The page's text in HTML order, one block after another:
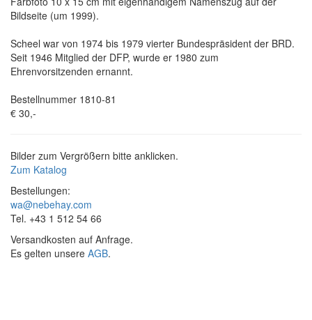
Bildseite (um 1999).
Scheel war von 1974 bis 1979 vierter Bundespräsident der BRD.
Seit 1946 Mitglied der DFP, wurde er 1980 zum
Ehrenvorsitzenden ernannt.
Bestellnummer 1810-81
€ 30,-
Bilder zum Vergrößern bitte anklicken.
Zum Katalog
Bestellungen:
wa@nebehay.com
Tel. +43 1 512 54 66
Versandkosten auf Anfrage.
Es gelten unsere AGB.